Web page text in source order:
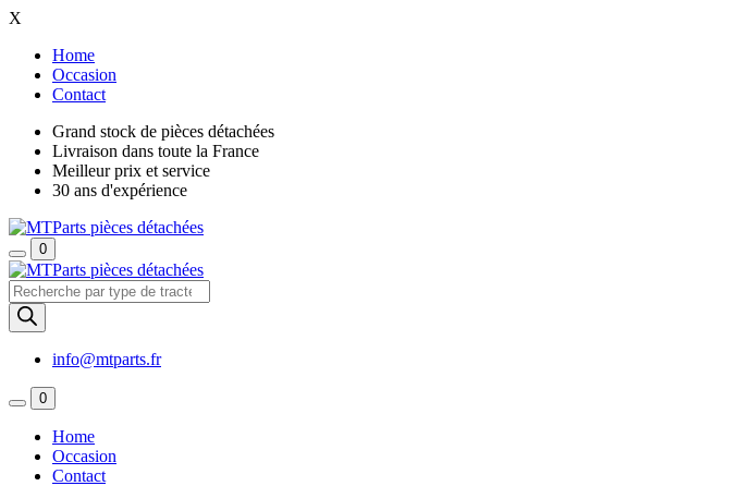
X
Home
Occasion
Contact
Grand stock de pièces détachées
Livraison dans toute la France
Meilleur prix et service
30 ans d'expérience
0
Recherche
de
produits
info@mtparts.fr
0
Home
Occasion
Contact